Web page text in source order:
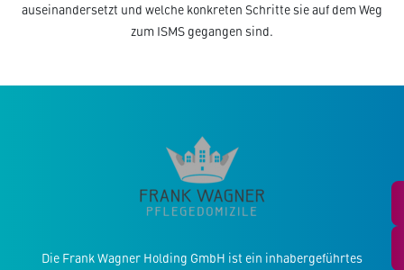
auseinandersetzt und welche konkreten Schritte sie auf dem Weg
zum ISMS gegangen sind.
Die Frank Wagner Holding GmbH ist ein inhabergeführtes